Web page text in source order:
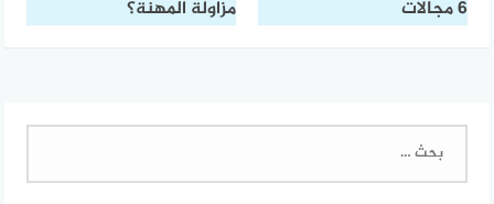
6 مجالات مزاولة المهنة؟
البحث